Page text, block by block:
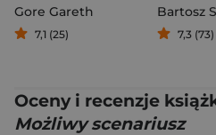
Gore Gareth
7,1 (25)
Bartosz
7,3 (73)
Oceny i recenzje
Możliwy scenariusz